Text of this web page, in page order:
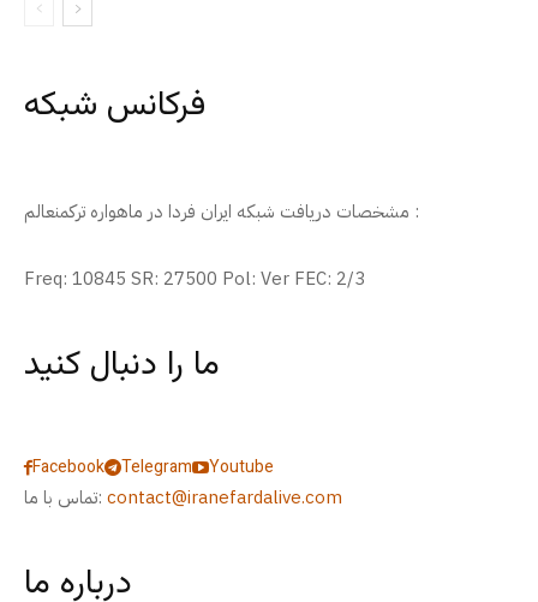
فرکانس شبکه
مشخصات دریافت شبکه ایران فردا در ماهواره ترکمنعالم :
Freq: 10845 SR: 27500 Pol: Ver FEC: 2/3
ما را دنبال کنید
Facebook Telegram
Youtube
تماس با ما: contact@iranefardalive.com
درباره ما